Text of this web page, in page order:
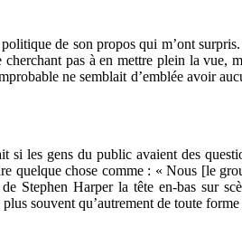
de son propos qui m’ont
pas à en mettre plein la
ne semblait d’emblée avoir
si les gens du public avaient des
chose comme : « Nous [le
Stephen Harper la tête en-bas sur
souvent qu’autrement de toute forme